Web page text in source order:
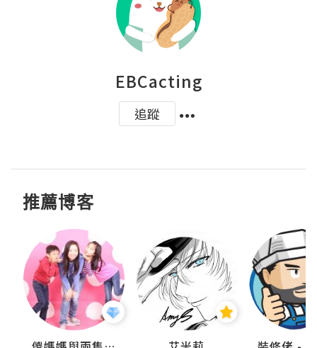
EBCacting
追蹤
推薦博客